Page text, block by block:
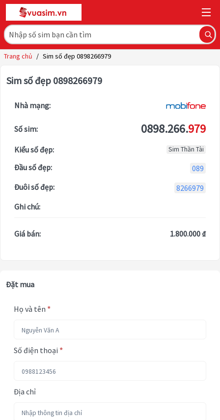
Trang chủ / Sim số đẹp 0898266979
Sim số đẹp 0898266979
Nhà mạng:
Số sim: 0898.266.979
Kiểu số đẹp: Sim Thần Tài
Đầu số đẹp:
089
Đuôi số đẹp:
8266979
Ghi chú:
Giá bán: 1.800.000 ₫
Đặt mua
Họ và tên *
Số điện thoại *
Địa chỉ